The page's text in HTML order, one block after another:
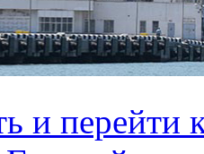
и перейти